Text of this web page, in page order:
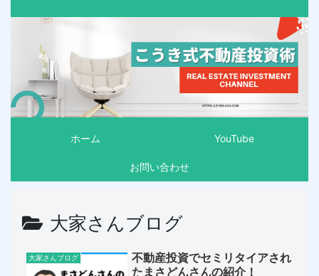
ホーム YouTube
お問い合わせ
大家さんブログ
大家さんブログ
不動産投資でセミリタイアされ
たまさどんさんの紹介！